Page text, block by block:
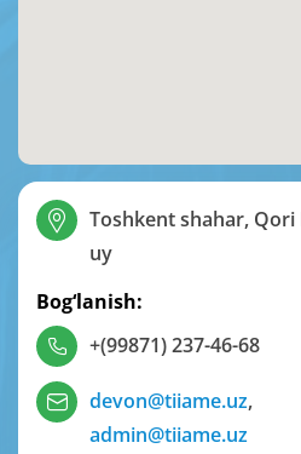
Toshkent shahar, Qori
uy
Bog‘lanish:
+(99871) 237-46-68
devon@tiiame.uz,
admin@tiiame.uz